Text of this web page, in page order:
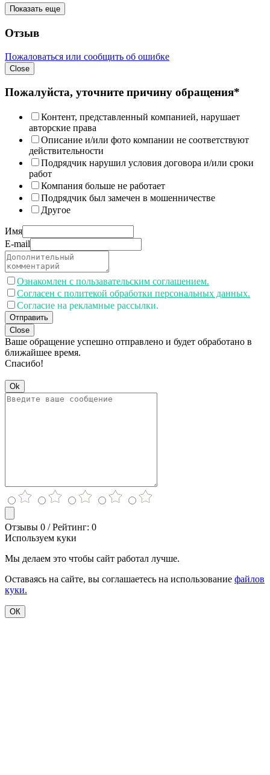
Показать еще
Отзыв
Пожаловаться или сообщить об ошибке
Close
Пожалуйста, уточните причину обращения*
Контент, представленный компанией, нарушает
авторские права
Описание и/или фото компании не соответствуют
действительности
Подрядчик нарушил условия договора и/или сроки
работ
Компания больше не работает
Подрядчик был замечен в мошенничестве
Другое
Имя
E-mail
Ознакомлен с пользавательским соглашением.
Согласен с политекой обработки персональных данных.
Согласие на рекламные рассылки.
Отправить
Close
Ваше обращение успешно отправлено и будет обработано в
ближайшее время.
Спасибо!
Ok
Отзывы 0 / Рейтинг: 0
Используем куки
Мы делаем это чтобы сайт работал лучше.
Оставаясь на сайте, вы соглашаетесь на использование файлов
куки.
ОК